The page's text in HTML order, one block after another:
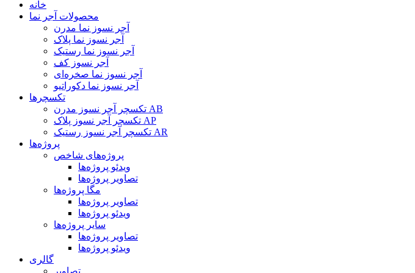
خانه
محصولات آجر نما
آجر نسوز نما مدرن
آجر نسوز نما پلاک
آجر نسوز نما رستیک
آجر نسوز کف
آجر نسوز نما صخره‌ای
آجر نسوز نما دکوراتیو
تکسچرها
تکسچر آجر نسوز مدرن AB
تکسچر آجر نسوز پلاک AP
تکسچر آجر نسوز رستیک AR
پروژه‌ها
پروژه‌های شاخص
ویدئو پروژه‌ها
تصاویر پروژه‌ها
مگا پروژه‌ها
تصاویر پروژه‌ها
ویدئو پروژه‌ها
سایر پروژه‌ها
تصاویر پروژه‌ها
ویدئو پروژه‌ها
گالری
تصاویر